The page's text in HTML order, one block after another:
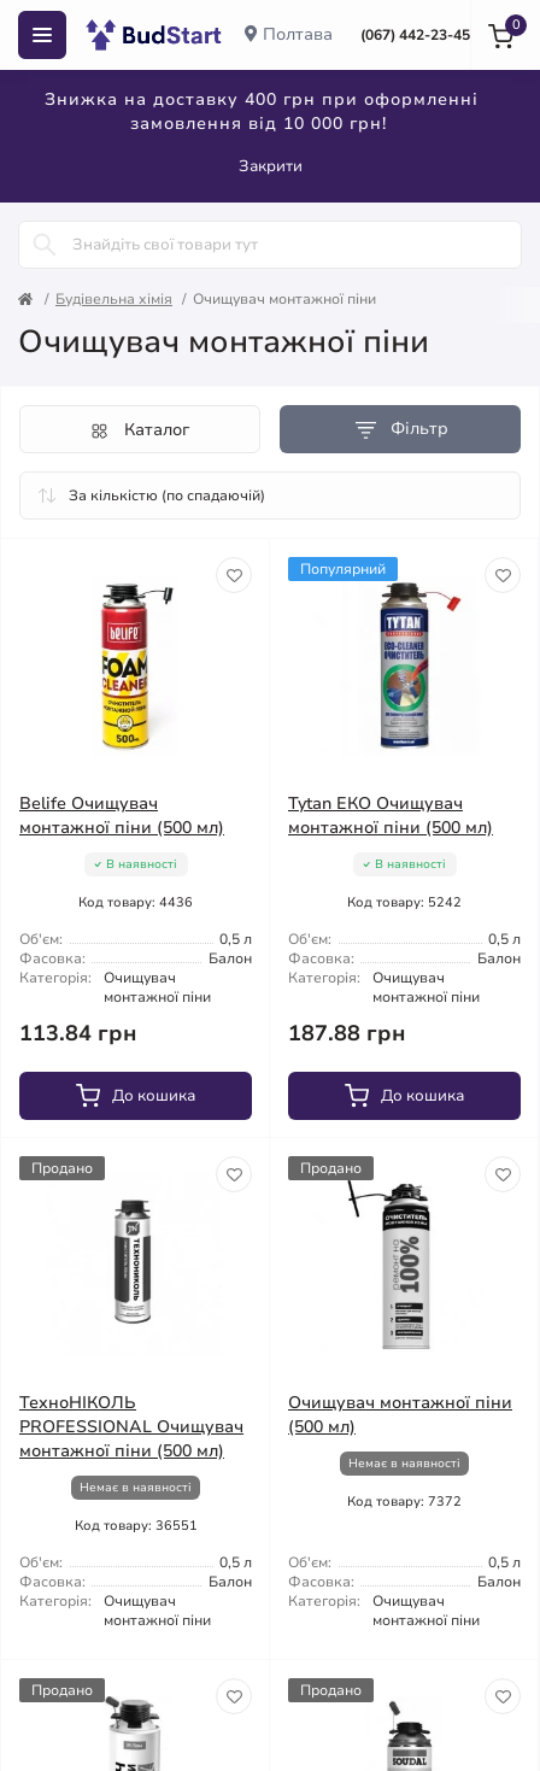
Полтава (067) 442-23-45
Знижка на доставку 400 грн при оформленні
замовлення від 10 000 грн!
Закрити
0
Будівельна хімія Очищувач монтажної піни
Очищувач монтажної піни
Фільтр
Каталог
Belife Очищувач
монтажної піни (500 мл)
В наявності
Код товару: 4436
Об'єм:
0,5 л
Фасовка:
Балон
Категорія:
Очищувач
монтажної піни
113.84 грн
До кошика
Популярний
Tytan ЕКО Очищувач
монтажної піни (500 мл)
В наявності
Код товару: 5242
Об'єм:
0,5 л
Фасовка:
Балон
Категорія:
Очищувач
монтажної піни
187.88 грн
До кошика
Продано
ТехноНІКОЛЬ
PROFESSIONAL Очищувач
монтажної піни (500 мл)
Немає в наявності
Код товару: 36551
Об'єм:
0,5 л
Фасовка:
Балон
Категорія:
Очищувач
монтажної піни
Продано
Очищувач монтажної піни
(500 мл)
Немає в наявності
Код товару: 7372
Об'єм:
0,5 л
Фасовка:
Балон
Категорія:
Очищувач
монтажної піни
Продано Продано